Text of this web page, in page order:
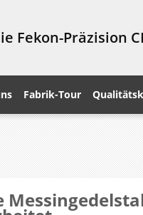
Fekon-Präzision
Fabrik-Tour